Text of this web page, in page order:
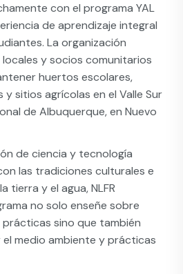
con el programa YAL
de aprendizaje integral
La organización
y socios comunitarios
huertos escolares,
sitios agrícolas en el Valle Sur
de Albuquerque, en Nuevo
de ciencia y tecnología
las tradiciones culturales e
tierra y el agua, NLFR
no solo enseñe sobre
sino que también
medio ambiente y prácticas